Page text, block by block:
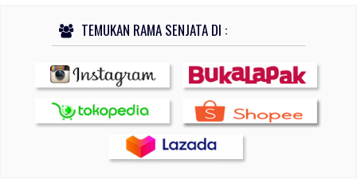
TEMUKAN RAMA SENJATA DI :